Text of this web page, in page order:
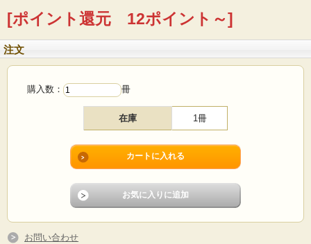
こちらは今でも人気のあるインテリア雑誌、“Bo Bedre”のクリスマス号です。
『Jul gaver』というテーマが書かれており、その名の通り、クリスマスプレゼン
トがテーマになっています。デザイナー物のプレゼントや本、クリスマスのラッ
ピングに予算別のお勧め商品の紹介、またクリスマス料理のアイデアも特集され
[ポイント還元 12ポイント～]
注文
購入数： 冊
在庫 1冊
お問い合わせ